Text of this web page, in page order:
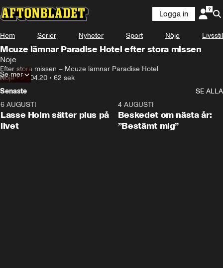
Logga in
Hem Serier Nyheter Sport Nöje Livsstil
Mcuze lämnar Paradise Hotel efter stora missen
Nöje
Efter stora missen – Mcuze lämnar Paradise Hotel
Nöje•28.04.20 • 62 sek
Se mer
Senaste
SE ALLA
6 AUGUSTI
Lasse Holm sätter plus på
livet
4 AUGUSTI
Beskedet om nästa år:
”Bestämt mig”